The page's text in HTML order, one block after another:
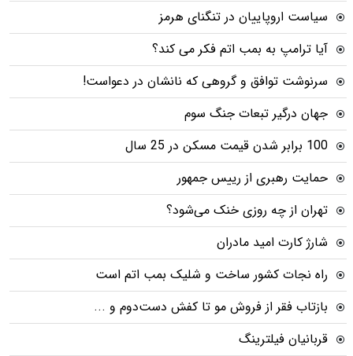
سیاست اروپاییان در تنگنای هرمز
آیا ترامپ به بمب اتم فکر می کند؟
سرنوشت توافق و گروهی که نانشان در دعواست!
جهان درگیر تبعات جنگ سوم
100 برابر شدن قیمت مسکن در 25 سال
حمایت رهبری از رییس جمهور
تهران از چه روزی خنک می‌شود؟
شارژ کارت امید مادران
راه نجات کشور ساخت و شلیک بمب اتم است
بازتاب فقر از فروش مو تا کفش دست‌دوم و ...
قربانیان فیلترینگ